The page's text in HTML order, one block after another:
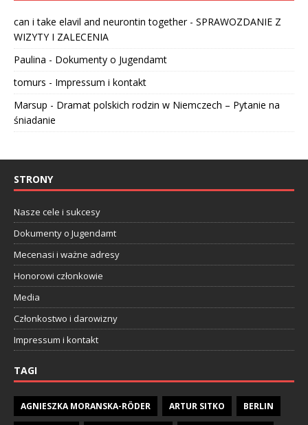
can i take elavil and neurontin together- SPRAWOZDANIE Z
WIZYTY I ZALECENIA
Paulina - Dokumenty o Jugendamt
tomurs - Impressum i kontakt
Marsup - Dramat polskich rodzin w Niemczech – Pytanie na
śniadanie
STRONY
Nasze cele i sukcesy
Dokumenty o Jugendamt
Mecenasi i ważne adresy
Honorowi członkowie
Media
Członkostwo i darowizny
Impressum i kontakt
TAGI
AGNIESZKA MORANSKA-RÖDER ARTUR SITKO BERLIN